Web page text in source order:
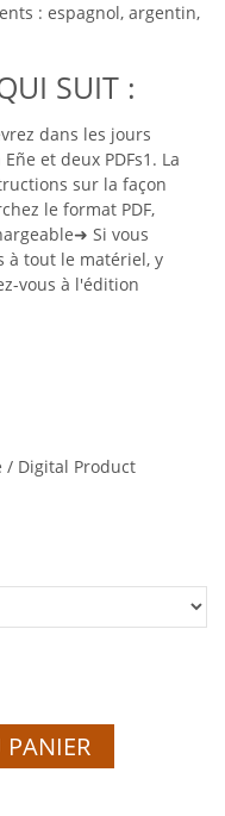
: espagnol, argentin,
SUIT :
dans les jours
et deux PDFs1. La
sur la façon
le format PDF,
➜ Si vous
à tout le matériel, y
vous à l'édition
/ Digital Product
PANIER